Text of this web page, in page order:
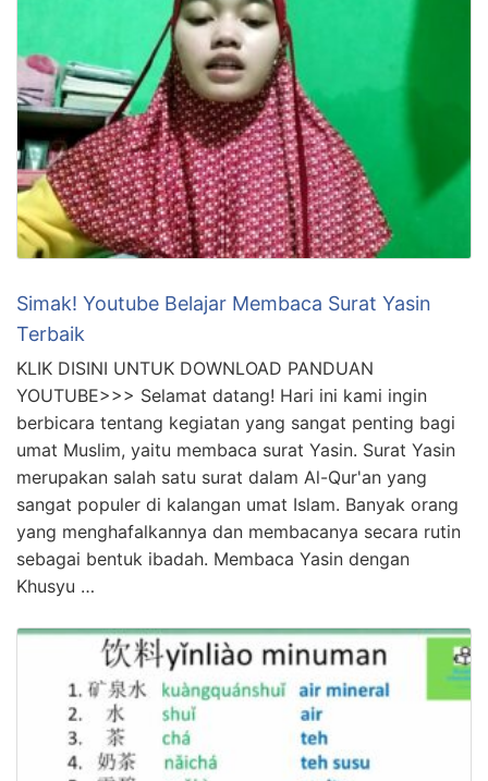
Simak! Youtube Belajar Membaca Surat Yasin
Terbaik
KLIK DISINI UNTUK DOWNLOAD PANDUAN
YOUTUBE>>> Selamat datang! Hari ini kami ingin
berbicara tentang kegiatan yang sangat penting bagi
umat Muslim, yaitu membaca surat Yasin. Surat Yasin
merupakan salah satu surat dalam Al-Qur'an yang
sangat populer di kalangan umat Islam. Banyak orang
yang menghafalkannya dan membacanya secara rutin
sebagai bentuk ibadah. Membaca Yasin dengan
Khusyu …